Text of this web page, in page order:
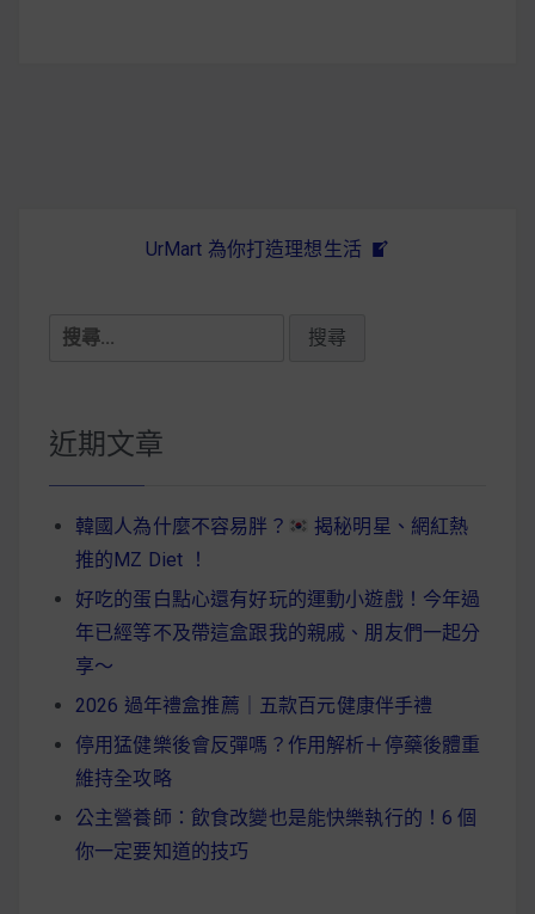
UrMart 為你打造理想生活
搜
鍵
字:
近期文章
韓國人為什麼不容易胖？
揭秘明星、網紅熱
推的MZ Diet ！
好吃的蛋白點心還有好玩的運動小遊戲！今年過
年已經等不及帶這盒跟我的親戚、朋友們一起分
享～
2026 過年禮盒推薦｜五款百元健康伴手禮
停用猛健樂後會反彈嗎？作用解析＋停藥後體重
維持全攻略
公主營養師：飲食改變也是能快樂執行的！6 個
你一定要知道的技巧